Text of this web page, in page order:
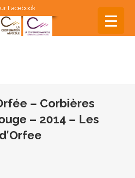
Facebook
– Corbières
– 2014 – Les